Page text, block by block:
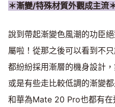
＊漸變/特殊材質外觀成主流
說到帶起漸變色風潮的功臣
屬啦！從那之後可以看到不
都紛紛採用漸層的機身設計
或是有些走比較低調的漸變
和華為Mate 20 Pro也都有在